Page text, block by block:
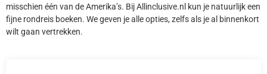
misschien één van de Amerika’s. Bij Allinclusive.nl kun je natuurlijk een
fijne rondreis boeken. We geven je alle opties, zelfs als je al binnenkort
wilt gaan vertrekken.